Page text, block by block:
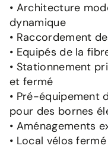
• Architecture
dynamique
• Raccordement
• Equipés de la
• Stationnement
et fermé
• Pré-équipement
pour des bornes
• Aménagements
• Local vélos fermé